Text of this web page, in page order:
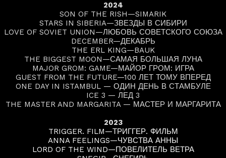
2024
SON OF THE RISH—SIMARIK
STARS IN SIBERIA—ЗВЕЗДЫ В СИБИРИ
LOVE OF SOVIET UNION—ЛЮБОВЬ СОВЕТСКОГО СОЮЗА
DECEMBER—ДЕКАБРЬ
THE ERL KING—BAUK
THE BIGGEST MOON—САМАЯ БОЛЬШАЯ ЛУНА
MAJOR GROM: GAME—МАЙОР ГРОМ: ИГРА
GUEST FROM THE FUTURE—100 ЛЕТ ТОМУ ВПЕРЕД
ONE DAY IN ISTAMBUL — ОДИН ДЕНЬ В СТАМБУЛЕ
ICE 3 — ЛЕД 3
THE MASTER AND MARGARITA — МАСТЕР И МАРГАРИТА
2023
TRIGGER. FILM—ТРИГГЕР. ФИЛЬМ
ANNA FEELINGS—ЧУВСТВА АННЫ
LORD OF THE WIND—ПОВЕЛИТЕЛЬ ВЕТРА